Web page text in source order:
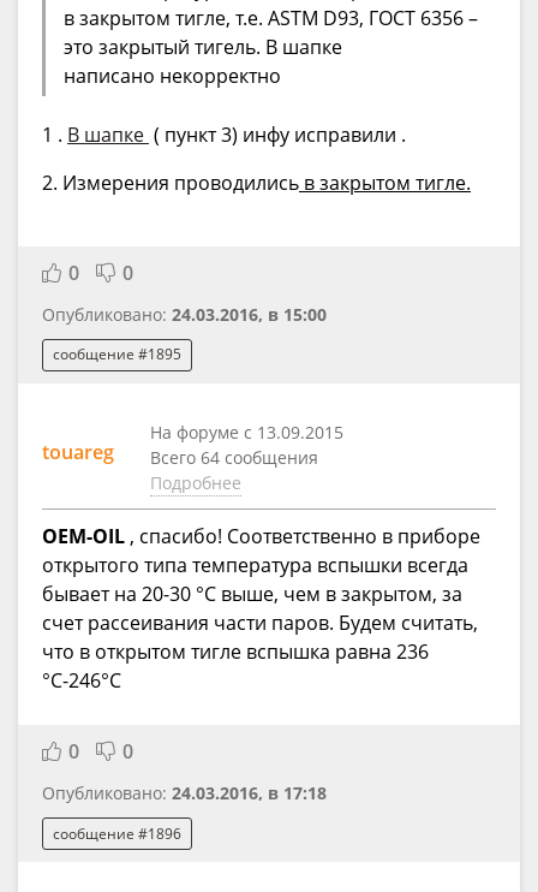
в закрытом тигле, т.е. ASTM D93, ГОСТ 6356 –
это закрытый тигель. В шапке
написано некорректно
1 . В шапке ( пункт 3) инфу исправили .
2. Измерения проводились в закрытом тигле.
0 0
Опубликовано: 24.03.2016, в 15:00
сообщение #1895
touareg
На форуме с 13.09.2015
Всего 64 сообщения
Подробнее
OEM-OIL , спасибо! Соответственно в приборе
открытого типа температура вспышки всегда
бывает на 20-30 °С выше, чем в закрытом, за
счет рассеивания части паров. Будем считать,
что в открытом тигле вспышка равна 236
°С-246°С
0 0
Опубликовано: 24.03.2016, в 17:18
сообщение #1896